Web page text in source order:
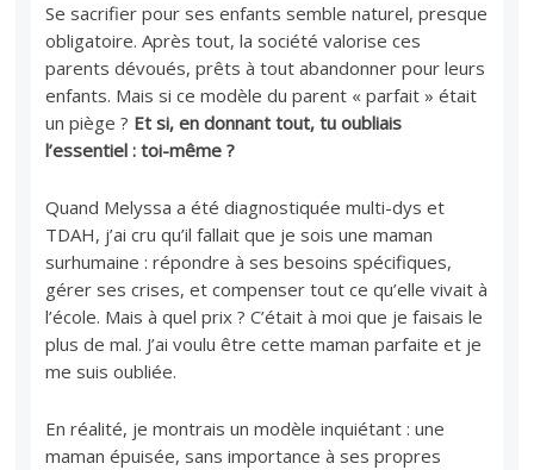
Se sacrifier pour ses enfants semble naturel, presque
obligatoire. Après tout, la société valorise ces
parents dévoués, prêts à tout abandonner pour leurs
enfants. Mais si ce modèle du parent « parfait » était
un piège ? Et si, en donnant tout, tu oubliais
l’essentiel : toi-même ?
Quand Melyssa a été diagnostiquée multi-dys et
TDAH, j’ai cru qu’il fallait que je sois une maman
surhumaine : répondre à ses besoins spécifiques,
gérer ses crises, et compenser tout ce qu’elle vivait à
l’école. Mais à quel prix ? C’était à moi que je faisais le
plus de mal. J’ai voulu être cette maman parfaite et je
me suis oubliée.
En réalité, je montrais un modèle inquiétant : une
maman épuisée, sans importance à ses propres